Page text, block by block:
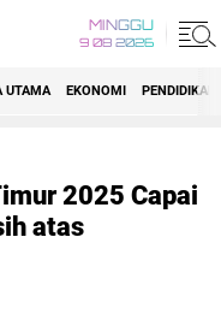
MINGGU
9 08 2026
UTAMA EKONOMI PENDIDIKAN
2025 Capai
atas